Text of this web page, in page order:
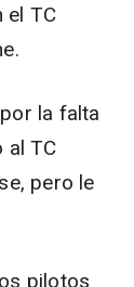
el TC
la falta
al TC
pero le
pilotos